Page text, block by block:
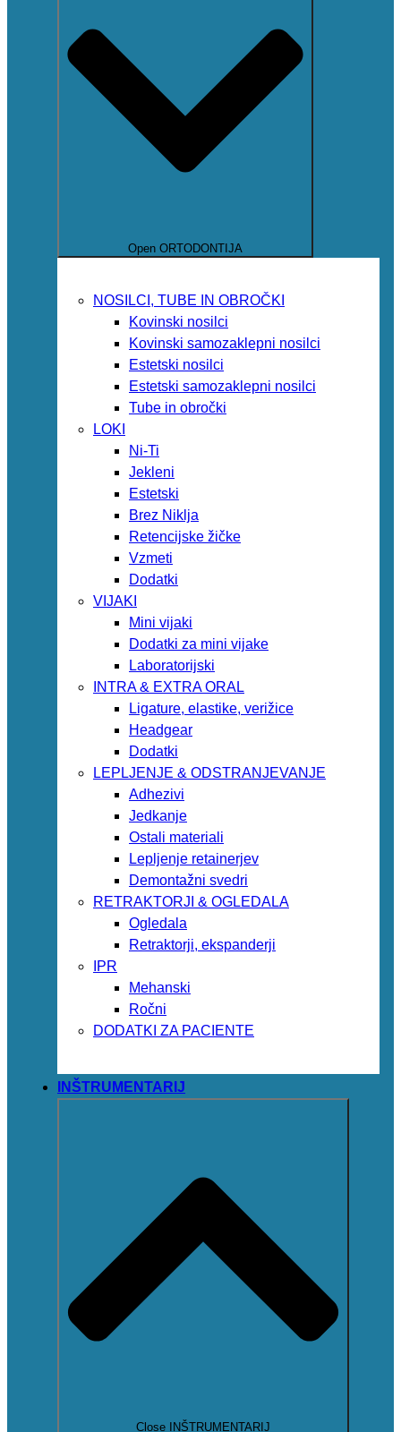
Open ORTODONTIJA
NOSILCI, TUBE IN OBROČKI
Kovinski nosilci
Kovinski samozaklepni nosilci
Estetski nosilci
Estetski samozaklepni nosilci
Tube in obročki
LOKI
Ni-Ti
Jekleni
Estetski
Brez Niklja
Retencijske žičke
Vzmeti
Dodatki
VIJAKI
Mini vijaki
Dodatki za mini vijake
Laboratorijski
INTRA & EXTRA ORAL
Ligature, elastike, verižice
Headgear
Dodatki
LEPLJENJE & ODSTRANJEVANJE
Adhezivi
Jedkanje
Ostali materiali
Lepljenje retainerjev
Demontažni svedri
RETRAKTORJI & OGLEDALA
Ogledala
Retraktorji, ekspanderji
IPR
Mehanski
Ročni
DODATKI ZA PACIENTE
INŠTRUMENTARIJ
Close INŠTRUMENTARIJ